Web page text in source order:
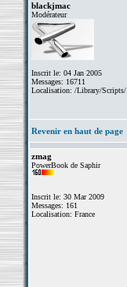
blackjmac
Modérateur
Inscrit le: 04 Jan 2005
Messages: 16711
Localisation: /Library/Scripts/
Revenir en haut de page
zmag
PowerBook de Saphir
Inscrit le: 30 Mar 2009
Messages: 161
Localisation: France